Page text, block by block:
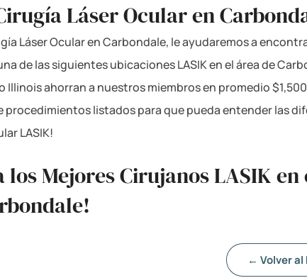
Láser Ocular en
Láser Ocular en Carbondale, le ayudaremos a
de las siguientes ubicaciones LASIK en el área de
Illinois ahorran a nuestros miembros en promedio
listados para que pueda entender las
LASIK!
los Mejores Cirujanos LASIK
← Volver al